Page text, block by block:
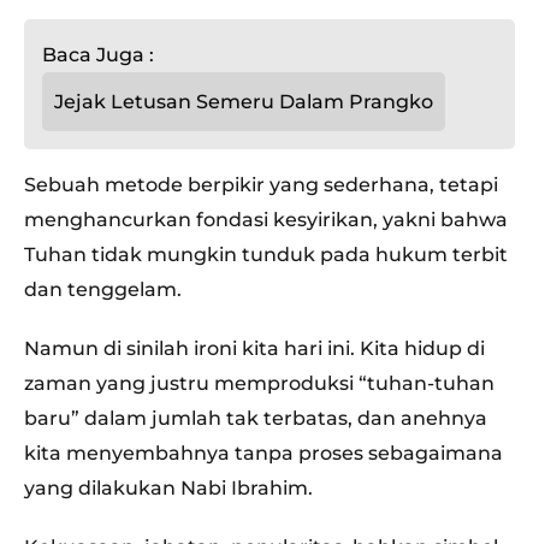
Baca Juga :
Jejak Letusan Semeru Dalam Prangko
Sebuah metode berpikir yang sederhana, tetapi
menghancurkan fondasi kesyirikan, yakni bahwa
Tuhan tidak mungkin tunduk pada hukum terbit
dan tenggelam.
Namun di sinilah ironi kita hari ini. Kita hidup di
zaman yang justru memproduksi “tuhan-tuhan
baru” dalam jumlah tak terbatas, dan anehnya
kita menyembahnya tanpa proses sebagaimana
yang dilakukan Nabi Ibrahim.